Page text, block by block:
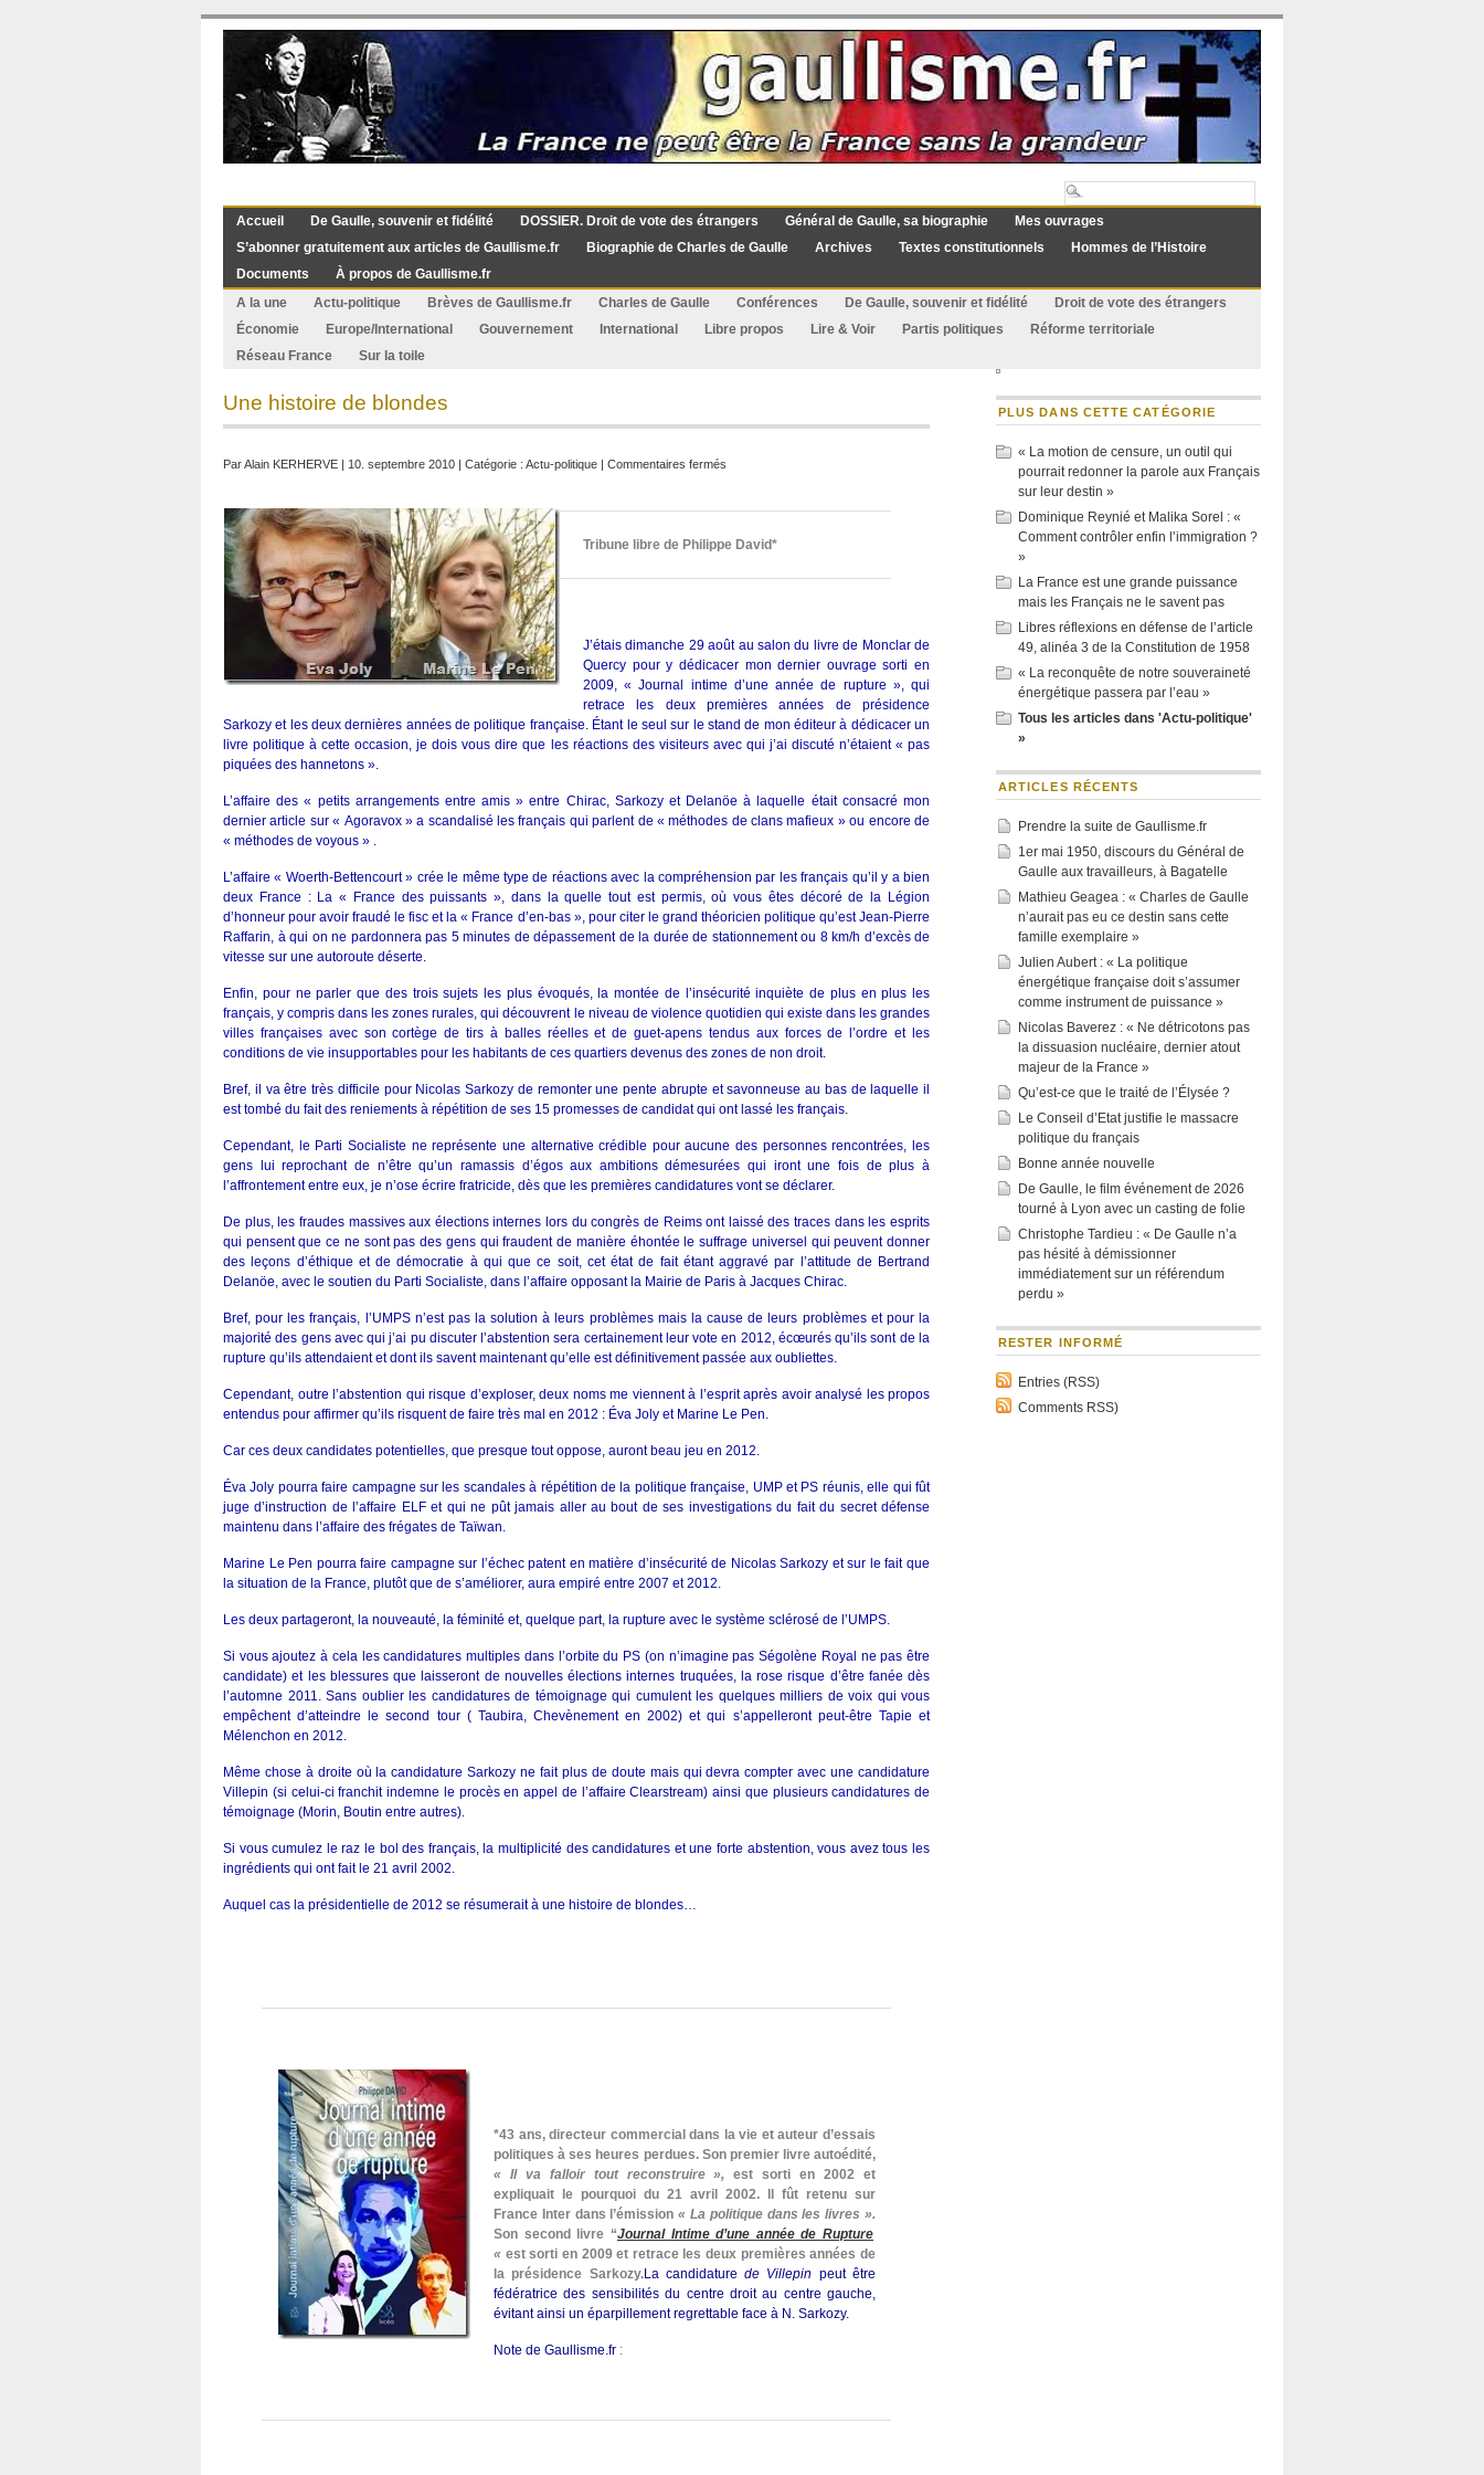
Accueil De Gaulle, souvenir et fidélité DOSSIER. Droit de vote des étrangers Général de Gaulle, sa biographie
Mes ouvrages
S’abonner gratuitement aux articles de Gaullisme.fr
Biographie de Charles de Gaulle Archives Textes constitutionnels
Hommes de l’Histoire
Documents
À propos de Gaullisme.fr
A la une
Actu-politique Brèves de Gaullisme.fr Charles de Gaulle Conférences De Gaulle, souvenir et fidélité
Droit de vote des étrangers
Économie
Europe/International Gouvernement International Libre propos Lire & Voir Partis politiques
Réforme territoriale
Réseau France
Sur la toile
Une histoire de blondes
ParAlain KERHERVE | 10. septembre 2010 | Catégorie : Actu-politique | Commentaires fermés
blondes
Tribune libre de Philippe David*
J’étais dimanche 29 août au salon du livre de Monclar de
Quercy pour y dédicacer mon dernier ouvrage sorti en
2009, « Journal intime d’une année de rupture », qui
retrace les deux premières années de présidence
Sarkozy et les deux dernières années de politique française. Étant le seul sur le stand de mon éditeur à dédicacer un
livre politique à cette occasion, je dois vous dire que les réactions des visiteurs avec qui j’ai discuté n’étaient « pas
piquées des hannetons ».
L’affaire des « petits arrangements entre amis » entre Chirac, Sarkozy et Delanöe à laquelle était consacré mon
dernier article sur « Agoravox » a scandalisé les français qui parlent de « méthodes de clans mafieux » ou encore de
« méthodes de voyous » .
L’affaire « Woerth-Bettencourt » crée le même type de réactions avec la compréhension par les français qu’il y a bien
deux France : La « France des puissants », dans la quelle tout est permis, où vous êtes décoré de la Légion
d’honneur pour avoir fraudé le fisc et la « France d’en-bas », pour citer le grand théoricien politique qu’est Jean-Pierre
Raffarin, à qui on ne pardonnera pas 5 minutes de dépassement de la durée de stationnement ou 8 km/h d’excès de
vitesse sur une autoroute déserte.
Enfin, pour ne parler que des trois sujets les plus évoqués, la montée de l’insécurité inquiète de plus en plus les
français, y compris dans les zones rurales, qui découvrent le niveau de violence quotidien qui existe dans les grandes
villes françaises avec son cortège de tirs à balles réelles et de guet-apens tendus aux forces de l’ordre et les
conditions de vie insupportables pour les habitants de ces quartiers devenus des zones de non droit.
Bref, il va être très difficile pour Nicolas Sarkozy de remonter une pente abrupte et savonneuse au bas de laquelle il
est tombé du fait des reniements à répétition de ses 15 promesses de candidat qui ont lassé les français.
Cependant, le Parti Socialiste ne représente une alternative crédible pour aucune des personnes rencontrées, les
gens lui reprochant de n’être qu’un ramassis d’égos aux ambitions démesurées qui iront une fois de plus à
l’affrontement entre eux, je n’ose écrire fratricide, dès que les premières candidatures vont se déclarer.
De plus, les fraudes massives aux élections internes lors du congrès de Reims ont laissé des traces dans les esprits
qui pensent que ce ne sont pas des gens qui fraudent de manière éhontée le suffrage universel qui peuvent donner
des leçons d’éthique et de démocratie à qui que ce soit, cet état de fait étant aggravé par l’attitude de Bertrand
Delanöe, avec le soutien du Parti Socialiste, dans l’affaire opposant la Mairie de Paris à Jacques Chirac.
Bref, pour les français, l’UMPS n’est pas la solution à leurs problèmes mais la cause de leurs problèmes et pour la
majorité des gens avec qui j’ai pu discuter l’abstention sera certainement leur vote en 2012, écœurés qu’ils sont de la
rupture qu’ils attendaient et dont ils savent maintenant qu’elle est définitivement passée aux oubliettes.
Cependant, outre l’abstention qui risque d’exploser, deux noms me viennent à l’esprit après avoir analysé les propos
entendus pour affirmer qu’ils risquent de faire très mal en 2012 : Éva Joly et Marine Le Pen.
Car ces deux candidates potentielles, que presque tout oppose, auront beau jeu en 2012.
Éva Joly pourra faire campagne sur les scandales à répétition de la politique française, UMP et PS réunis, elle qui fût
juge d’instruction de l’affaire ELF et qui ne pût jamais aller au bout de ses investigations du fait du secret défense
maintenu dans l’affaire des frégates de Taïwan.
Marine Le Pen pourra faire campagne sur l’échec patent en matière d’insécurité de Nicolas Sarkozy et sur le fait que
la situation de la France, plutôt que de s’améliorer, aura empiré entre 2007 et 2012.
Les deux partageront, la nouveauté, la féminité et, quelque part, la rupture avec le système sclérosé de l’UMPS.
Si vous ajoutez à cela les candidatures multiples dans l’orbite du PS (on n’imagine pas Ségolène Royal ne pas être
candidate) et les blessures que laisseront de nouvelles élections internes truquées, la rose risque d’être fanée dès
l’automne 2011. Sans oublier les candidatures de témoignage qui cumulent les quelques milliers de voix qui vous
empêchent d’atteindre le second tour ( Taubira, Chevènement en 2002) et qui s’appelleront peut-être Tapie et
Mélenchon en 2012.
Même chose à droite où la candidature Sarkozy ne fait plus de doute mais qui devra compter avec une candidature
Villepin (si celui-ci franchit indemne le procès en appel de l’affaire Clearstream) ainsi que plusieurs candidatures de
témoignage (Morin, Boutin entre autres).
Si vous cumulez le raz le bol des français, la multiplicité des candidatures et une forte abstention, vous avez tous les
ingrédients qui ont fait le 21 avril 2002.
Auquel cas la présidentielle de 2012 se résumerait à une histoire de blondes…
*43 ans, directeur commercial dans la vie et auteur d’essais
politiques à ses heures perdues. Son premier livre autoédité,
« Il va falloir tout reconstruire », est sorti en 2002 et
expliquait le pourquoi du 21 avril 2002. Il fût retenu sur
France Inter dans l’émission« La politique dans les livres ».
Son second livre “Journal Intime d’une année de Rupture
« est sorti en 2009 et retrace les deux premières années de
la présidence Sarkozy.La candidaturede Villepin peut être
fédératrice des sensibilités du centre droit au centre gauche,
évitant ainsi un éparpillement regrettable face à N. Sarkozy.
Note de Gaullisme.fr :
PLUS DANS CETTE CATÉGORIE
« La motion de censure, un outil qui
pourrait redonner la parole aux Français
sur leur destin »
Dominique Reynié et Malika Sorel : «
Comment contrôler enfin l’immigration ?
»
La France est une grande puissance
mais les Français ne le savent pas
Libres réflexions en défense de l’article
49, alinéa 3 de la Constitution de 1958
« La reconquête de notre souveraineté
énergétique passera par l’eau »
Tous les articles dans 'Actu-politique'
»
ARTICLES RÉCENTS
Prendre la suite de Gaullisme.fr
1er mai 1950, discours du Général de
Gaulle aux travailleurs, à Bagatelle
Mathieu Geagea : « Charles de Gaulle
n’aurait pas eu ce destin sans cette
famille exemplaire »
Julien Aubert : « La politique
énergétique française doit s’assumer
comme instrument de puissance »
Nicolas Baverez : « Ne détricotons pas
la dissuasion nucléaire, dernier atout
majeur de la France »
Qu’est-ce que le traité de l’Élysée ?
Le Conseil d’Etat justifie le massacre
politique du français
Bonne année nouvelle
De Gaulle, le film événement de 2026
tourné à Lyon avec un casting de folie
Christophe Tardieu : « De Gaulle n’a
pas hésité à démissionner
immédiatement sur un référendum
perdu »
RESTER INFORMÉ
Entries (RSS)
Comments RSS)